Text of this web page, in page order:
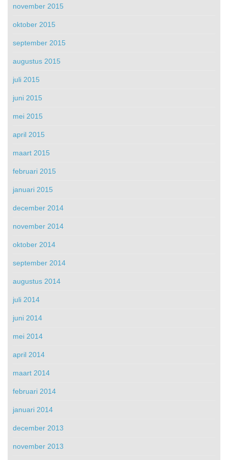
november 2015
oktober 2015
september 2015
augustus 2015
juli 2015
juni 2015
mei 2015
april 2015
maart 2015
februari 2015
januari 2015
december 2014
november 2014
oktober 2014
september 2014
augustus 2014
juli 2014
juni 2014
mei 2014
april 2014
maart 2014
februari 2014
januari 2014
december 2013
november 2013